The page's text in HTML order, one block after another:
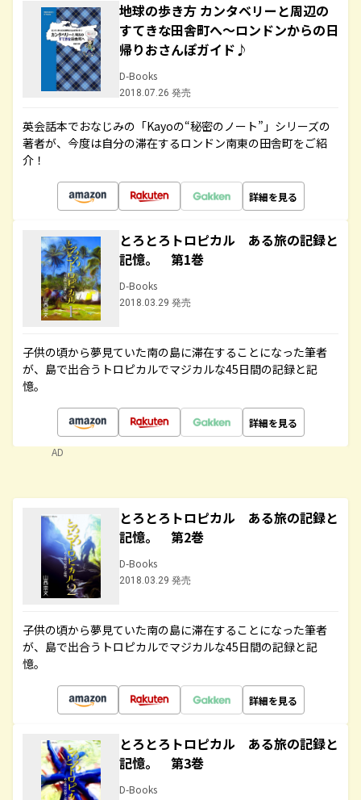
地球の歩き方 カンタベリーと周辺の
すてきな田舎町へ～ロンドンからの日
帰りおさんぽガイド♪
D-Books
2018.07.26 発売
英会話本でおなじみの「Kayoの“秘密のノート”」シリーズの
著者が、今度は自分の滞在するロンドン南東の田舎町をご紹
介！
詳細を見る
とろとろトロピカル ある旅の記録と
記憶。 第1巻
D-Books
2018.03.29 発売
子供の頃から夢見ていた南の島に滞在することになった筆者
が、島で出合うトロピカルでマジカルな45日間の記録と記
憶。
詳細を見る
AD
とろとろトロピカル ある旅の記録と
記憶。 第2巻
D-Books
2018.03.29 発売
子供の頃から夢見ていた南の島に滞在することになった筆者
が、島で出合うトロピカルでマジカルな45日間の記録と記
憶。
詳細を見る
とろとろトロピカル ある旅の記録と
記憶。 第3巻
D-Books